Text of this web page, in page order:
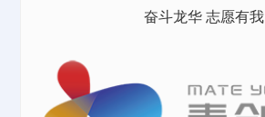
奋斗龙华 志愿有我